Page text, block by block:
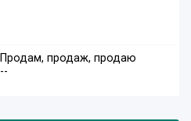
Продам, продаж, продаю
--